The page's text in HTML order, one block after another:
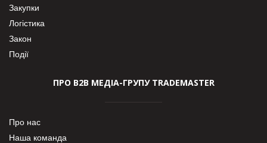
Закупки
Логістика
Закон
Події
ПРО В2В МЕДІА-ГРУПУ TRADEMASTER
Про нас
Наша команда